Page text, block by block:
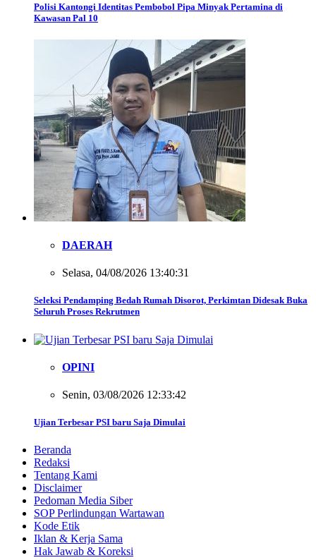
Polisi Kantongi Identitas Pembobol Pipa Minyak Pertamina di
Kawasan Pal 10
DAERAH
Selasa, 04/08/2026 13:40:31
Seleksi Pendamping Bedah Rumah Disorot, Perkimtan Didesak Buka
Seluruh Proses Rekrutmen
OPINI
Senin, 03/08/2026 12:33:42
Ujian Terbesar PSI baru Saja Dimulai
Beranda
Redaksi
Tentang Kami
Disclaimer
Pedoman Media Siber
SOP Perlindungan Wartawan
Kode Etik
Iklan & Kerja Sama
Hak Jawab & Koreksi